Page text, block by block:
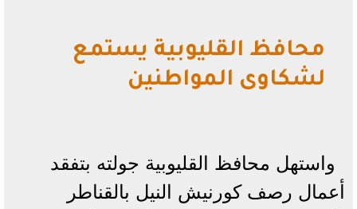
محافظ القليوبية يستمع
لشكاوى المواطنين
واستهل محافظ القليوبية جولته بتفقد
أعمال رصف كورنيش النيل بالقناطر